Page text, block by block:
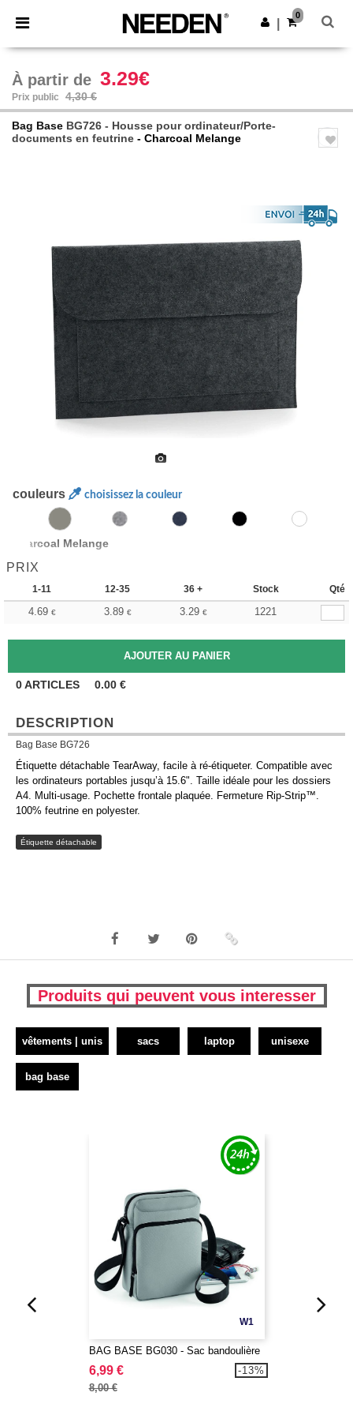
× Appli Needen
Meilleurs prix sur l’app !
Obtenir l'appli
0
Previous
À partir de 3.29€
Prix public 4,30 €
Bag Base BG726 - Housse pour ordinateur/Porte-
documents en feutrine - Charcoal Melange
couleurs choisissez la couleur
Charcoal Melange
PRIX
1-11 12-35 36 + Stock Qté
4.69 € 3.89 € 3.29 € 1221
0ARTICLES 0.00 €
DESCRIPTION
Bag Base BG726
Étiquette détachable TearAway, facile à ré-étiqueter. Compatible avec
les ordinateurs portables jusqu’à 15.6". Taille idéale pour les dossiers
A4. Multi-usage. Pochette frontale plaquée. Fermeture Rip-Strip™.
100% feutrine en polyester.
Étiquette détachable
Produits qui peuvent vous interesser
vêtements | unis sacs laptop unisexe
bag base
W1
BAG BASE BG030 - Sac bandoulière
6,99 €
8,00 €
-13%